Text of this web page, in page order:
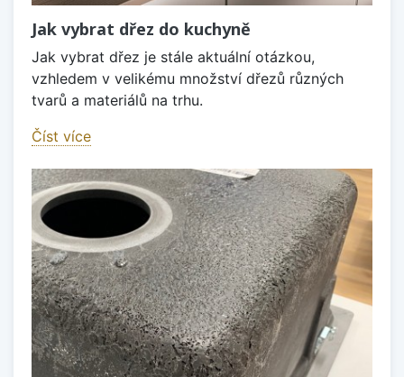
Jak vybrat dřez do kuchyně
Jak vybrat dřez je stále aktuální otázkou,
vzhledem v velikému množství dřezů různých
tvarů a materiálů na trhu.
Číst více